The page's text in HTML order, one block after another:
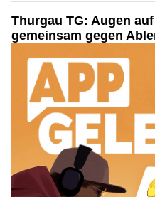
Thurgau TG: Augen
gemeinsam gegen